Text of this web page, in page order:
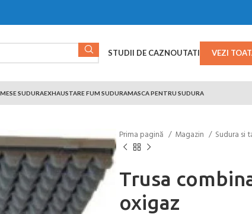
STUDII DE CAZNOUTATI VEZI
MESE SUDURAEXHAUSTARE FUM SUDURAMASCA PENTRU SUDURA
Prima pagină Magazin Sudura si
Trusa
oxigaz